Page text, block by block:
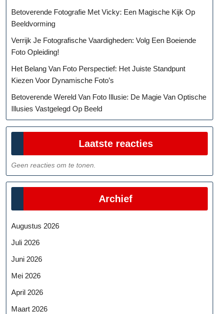
Betoverende Fotografie Met Vicky: Een Magische Kijk Op
Beeldvorming
Verrijk Je Fotografische Vaardigheden: Volg Een Boeiende
Foto Opleiding!
Het Belang Van Foto Perspectief: Het Juiste Standpunt
Kiezen Voor Dynamische Foto’s
Betoverende Wereld Van Foto Illusie: De Magie Van Optische
Illusies Vastgelegd Op Beeld
Laatste reacties
Geen reacties om te tonen.
Archief
Augustus 2026
Juli 2026
Juni 2026
Mei 2026
April 2026
Maart 2026